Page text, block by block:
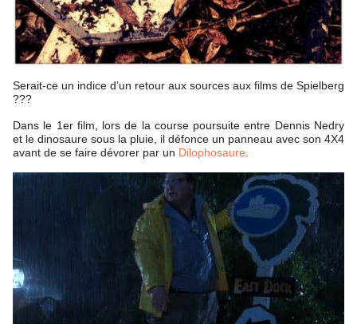
Serait-ce un indice d’un retour aux sources aux films de Spielberg
???
Dans le 1er film, lors de la course poursuite entre Dennis Nedry
et le dinosaure sous la pluie, il défonce un panneau avec son 4X4
avant de se faire dévorer par un Dilophosaure